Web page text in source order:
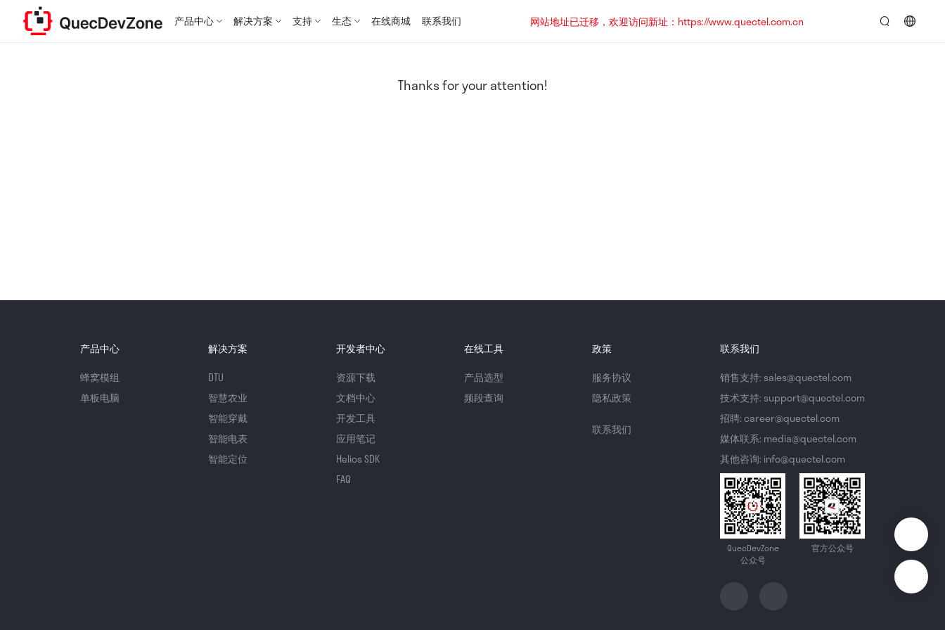
产品中心 解决方案 支持 生态 在线商城 联系我们
网站地址已迁移，欢迎访问新址：https://www.quectel.com.cn
Thanks for your attention!
产品中心
蜂窝模组
单板电脑
解决方案
DTU
智慧农业
智能穿戴
智能电表
智能定位
开发者中心
资源下载
文档中心
开发工具
应用笔记
Helios SDK
FAQ
在线工具
产品选型
频段查询
政策
服务协议
隐私政策
联系我们
联系我们
销售支持: sales@quectel.com
技术支持: support@quectel.com
招聘: career@quectel.com
媒体联系: media@quectel.com
其他咨询: info@quectel.com
QuecDevZone
公众号
官方公众号